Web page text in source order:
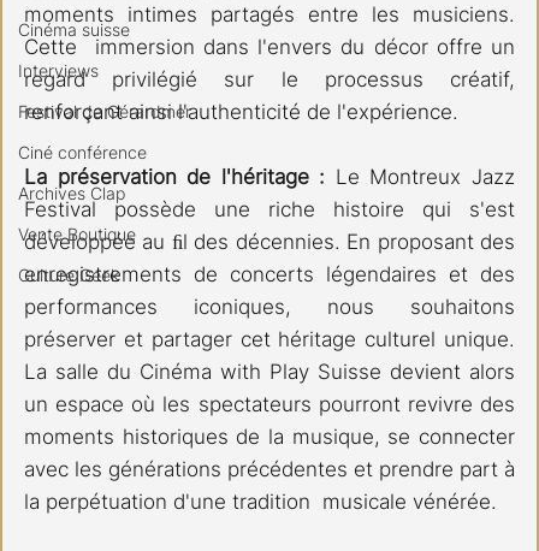
Cinéma suisse
Interviews
Festival de Gérardmer
Ciné conférence
Archives Clap
Vente Boutique
Culture Geek
moments intimes partagés entre les musiciens.
Cette  immersion dans l'envers du décor offre un
regard privilégié sur le processus créatif,
renforçant ainsi l'authenticité de l'expérience.
La préservation de l'héritage : Le Montreux Jazz
Festival possède une riche histoire qui s'est
développée au ﬁl des décennies. En proposant des
enregistrements de concerts légendaires et des
performances iconiques, nous souhaitons
préserver et partager cet héritage culturel unique.
La salle du Cinéma with Play Suisse devient alors
un espace où les spectateurs pourront revivre des
moments historiques de la musique, se connecter
avec les générations précédentes et prendre part à
la perpétuation d'une tradition  musicale vénérée.